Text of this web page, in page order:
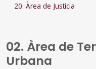
20. Àrea de Justícia
02. Àrea de
Urbana